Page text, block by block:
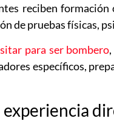
reciben
de pruebas físicas,
para ser bombero
específicos,